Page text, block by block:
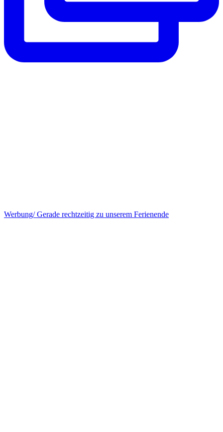
Werbung/ Gerade rechtzeitig zu unserem Ferienende